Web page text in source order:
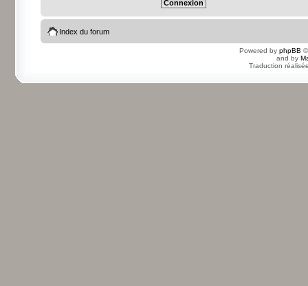
Index du forum
Powered by phpBB
and by
Traduction